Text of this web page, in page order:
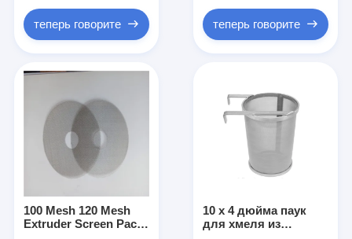
экструдерный фильтрующий экран
Пакет экрана штрангпресса
Площадь для паделя
переработки
пластмасс и резины
теперь говорите теперь говорите
100 Mesh 120 Mesh
Extruder Screen Pack
10 x 4 дюйма паук
для хмеля из